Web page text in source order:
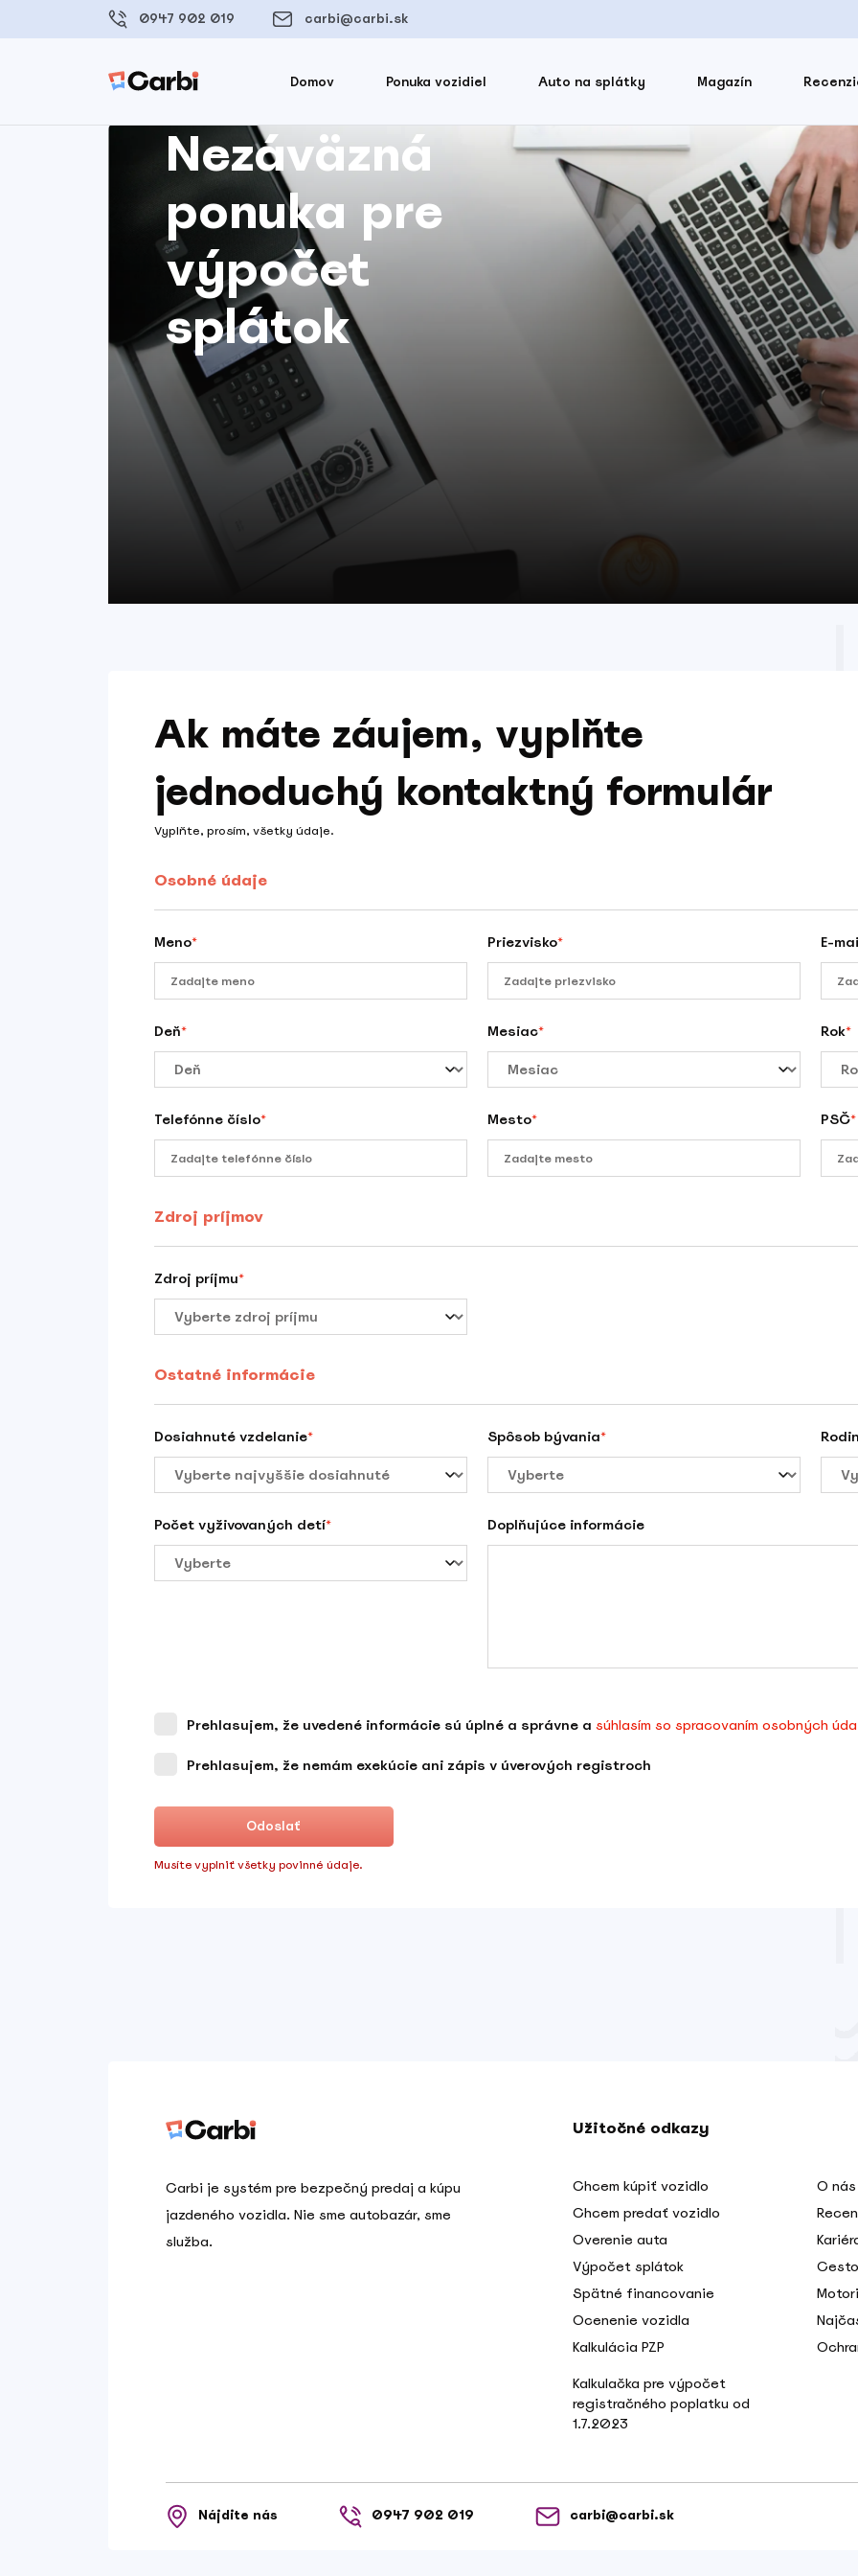
0947 902 019 carbi@carbi.sk
Domov Ponuka vozidiel Auto na splátky Magazín
Nezáväzná
ponuka pre
výpočet
splátok
Ak máte záujem, vyplňte
jednoduchý kontaktný formulár
Vyplňte, prosím, všetky údaje.
Osobné údaje
Meno* Priezvisko* E-
Deň* Mesiac* Rok*
Telefónne číslo* Mesto* PSČ*
Zdroj príjmov
Zdroj príjmu*
Ostatné informácie
Dosiahnuté vzdelanie* Spôsob bývania*
Počet vyživovaných detí* Doplňujúce informácie
Prehlasujem, že uvedené informácie sú úplné a správne a súhlasím so spracovaním osobných
Prehlasujem, že nemám exekúcie ani zápis v úverových registroch
Odoslať
Musíte vyplniť všetky povinné údaje.
Carbi je systém pre bezpečný predaj a kúpu
jazdeného vozidla. Nie sme autobazár, sme
služba.
Užitočné odkazy
Chcem kúpiť vozidlo
Chcem predať vozidlo
Overenie auta
Výpočet splátok
Spätné financovanie
Ocenenie vozidla
Kalkulácia PZP
O nás
Kalkulačka pre výpočet
registračného poplatku od
1.7.2023
Nájdite nás 0947 902 019 carbi@carbi.sk